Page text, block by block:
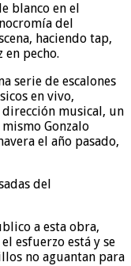
blanco en el
del
haciendo tap,
pecho.
serie de escalones
en vivo,
musical, un
Gonzalo
el año pasado,
del
a esta obra,
esfuerzo está y se
no aguantan para